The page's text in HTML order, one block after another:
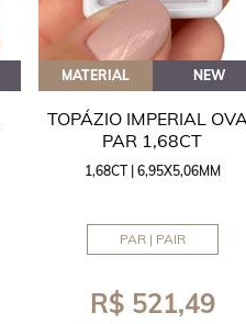
MATERIAL NEW
TOPÁZIO IMPERIAL
PAR 1,68CT
1,68CT | 6,95X5,06MM
PAR | PAIR
R$ 521,49